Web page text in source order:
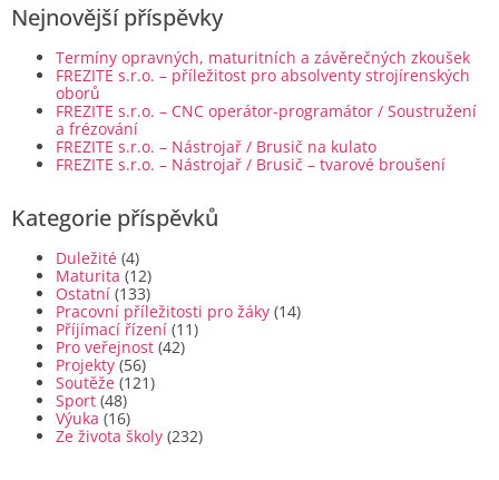
Nejnovější příspěvky
Termíny opravných, maturitních a závěrečných zkoušek
FREZITE s.r.o. – příležitost pro absolventy strojírenských
oborů
FREZITE s.r.o. – CNC operátor-programátor / Soustružení
a frézování
FREZITE s.r.o. – Nástrojař / Brusič na kulato
FREZITE s.r.o. – Nástrojař / Brusič – tvarové broušení
Kategorie příspěvků
Duležité (4)
Maturita (12)
Ostatní (133)
Pracovní příležitosti pro žáky (14)
Příjímací řízení (11)
Pro veřejnost (42)
Projekty (56)
Soutěže (121)
Sport (48)
Výuka (16)
Ze života školy (232)